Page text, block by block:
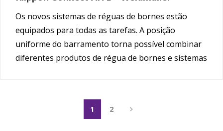
Os novos sistemas de réguas de bornes estão
equipados para todas as tarefas. A posição
uniforme do barramento torna possível combinar
diferentes produtos de régua de bornes e sistemas
1 2